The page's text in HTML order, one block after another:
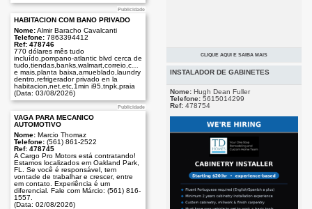
Publicidade
HABITACIÓN COM BAÑO PRIVADO
Nome:Almir Baracho Cavalcanti
Telefone: 7863394412
Ref: 478746
770 dólares mês tudo
incluído,pompano-atlantic blvd cerca de
tudo,tiendas,banks,walmart,correio,comercio
e mais,planta baixa,amueblado,laundry
dentro,refrigerador privado en la
habitacion,net,etc,1min i95,tnpk,praia
(Data: 03/08/2026)
Publicidade
VAGA PARA MECÂNICO
AUTOMOTIVO
Nome: Marcio Thomaz
Telefone: (561) 861-2522
Ref: 478745
A Cargo Pro Motors está contratando!
Estamos localizados em Oakland Park,
FL. Se você é responsável, tem
vontade de trabalhar e crescer, entre
em contato. Experiência é um
diferencial. Fale com Márcio: (561) 816-
1557.
(Data: 02/08/2026)
CLIQUE AQUI E SAIBA MAIS
INSTALADOR DE GABINETES
Nome: Hugh Dean Fuller
Telefone: 5615014299
Ref: 478754